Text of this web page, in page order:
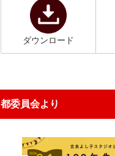
ダウンロード
都委員会より